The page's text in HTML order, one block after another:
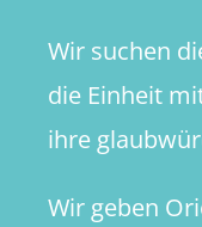
Wir suchen
die Einheit
ihre
Wir geben